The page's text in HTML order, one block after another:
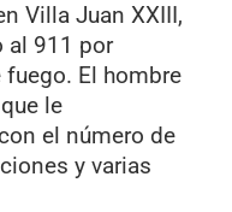
Villa Juan XXIII,
al 911 por
El hombre
le
el número de
y varias